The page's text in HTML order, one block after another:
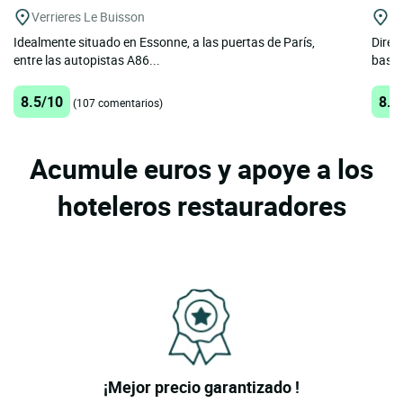
Verrieres Le Buisson
Idealmente situado en Essonne, a las puertas de París,
entre las autopistas A86...
8.5/10 (107 comentarios)
Acumule euros y apoye a los
hoteleros restauradores
¡Mejor precio garantizado !